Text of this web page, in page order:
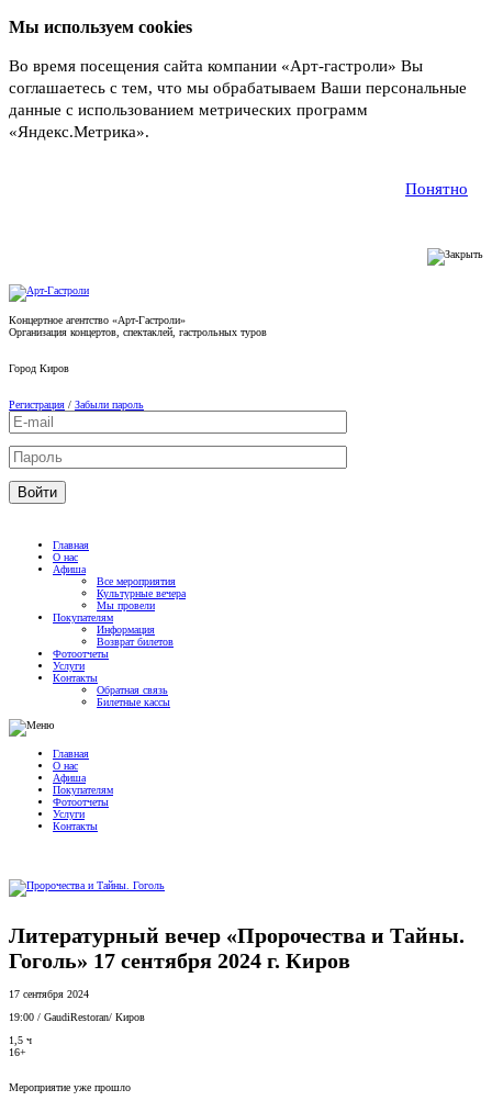
Мы используем cookies
Во время посещения сайта компании «Арт-гастроли» Вы
соглашаетесь с тем, что мы обрабатываем Ваши персональные
данные с использованием метрических программ
«Яндекс.Метрика».
Понятно
Концертное агентство «Арт-Гастроли»
Организация концертов, спектаклей, гастрольных туров
Город Киров
Регистрация / Забыли пароль
Главная
О нас
Афиша
Все мероприятия
Культурные вечера
Мы провели
Покупателям
Информация
Возврат билетов
Фотоотчеты
Услуги
Контакты
Обратная связь
Билетные кассы
Главная
О нас
Афиша
Покупателям
Фотоотчеты
Услуги
Контакты
Литературный вечер «Пророчества и Тайны.
Гоголь» 17 сентября 2024 г. Киров
17 сентября 2024
19:00 / GaudiRestoran/ Киров
1,5 ч
16+
Мероприятие уже прошло